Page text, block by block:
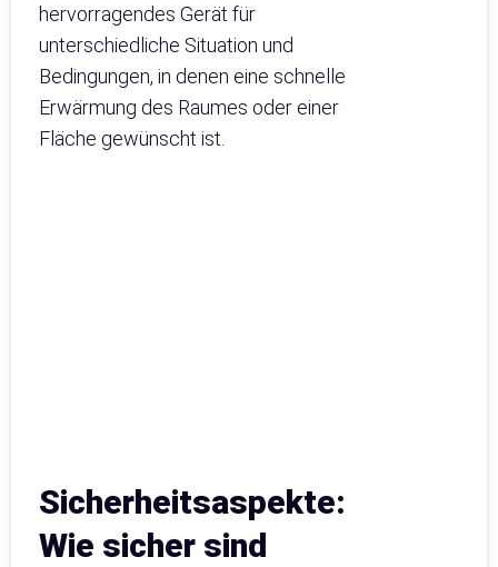
hervorragendes Gerät für
unterschiedliche Situation und
Bedingungen, in denen eine schnelle
Erwärmung des Raumes oder einer
Fläche gewünscht ist.
Sicherheitsaspekte:
Wie sicher sind